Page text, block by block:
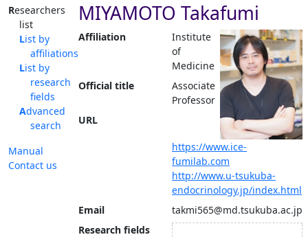
Researchers
list
List by
affiliations
List by
research
fields
Advanced
search
Manual
Contact us
MIYAMOTO Takafumi
Affiliation
Institute
of
Medicine
Official title
Associate
Professor
URL
https://www.ice-
fumilab.com
http://www.u-tsukuba-
endocrinology.jp/index.html
Email
takmi565@md.tsukuba.ac.jp
Research fields